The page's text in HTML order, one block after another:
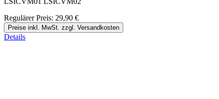
Regulärer Preis: 29,90 €
Preise inkl. MwSt. zzgl. Versandkosten
Details